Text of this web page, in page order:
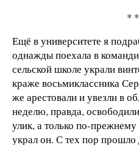
*
Ещё в университете я
однажды поехала в
сельской школе украли
краже восьмиклассника
же арестовали и увезли в
неделю, правда,
улик, а только по-
украл он. С тех пор прошло